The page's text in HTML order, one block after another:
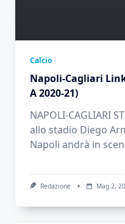
Calcio
Napoli-Cagliari
A 2020-21)
NAPOLI-CAGLIARI
allo stadio Diego
Napoli andrà in
Redazione Mag 2,